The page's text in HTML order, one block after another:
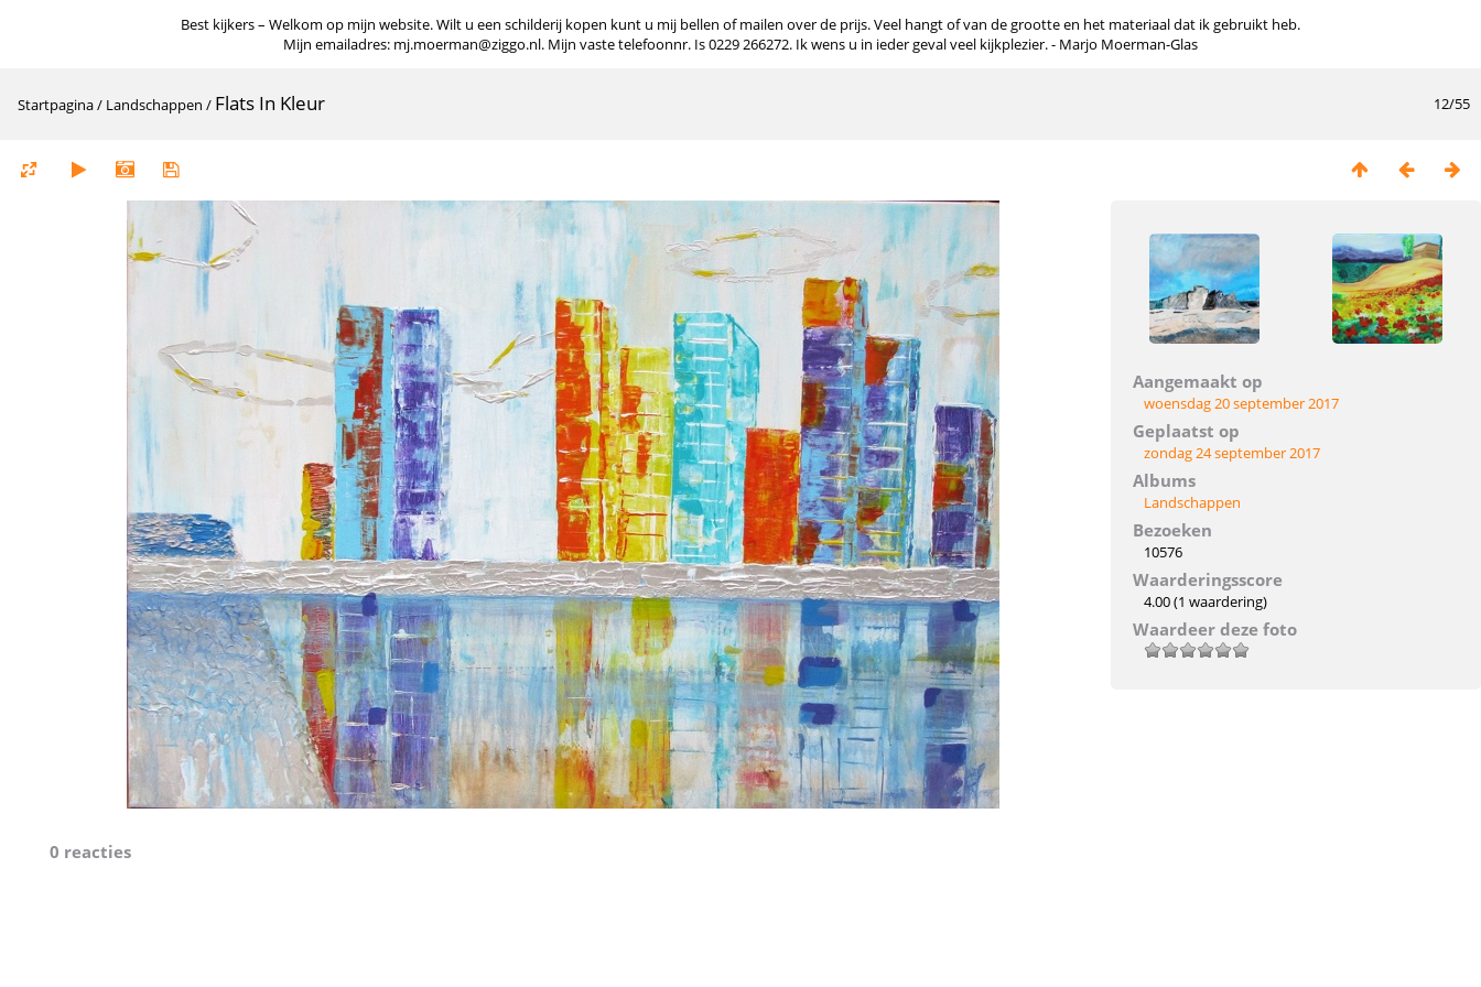
Best kijkers – Welkom op mijn website. Wilt u een schilderij kopen kunt u mij bellen of mailen over de prijs. Veel hangt of van de grootte en het materiaal dat ik gebruikt heb.
Mijn emailadres: mj.moerman@ziggo.nl. Mijn vaste telefoonnr. Is 0229 266272. Ik wens u in ieder geval veel kijkplezier. - Marjo Moerman-Glas
12/55
Startpagina/ Landschappen / Flats In Kleur
Aangemaakt op
woensdag 20 september 2017
Geplaatst op
zondag 24 september 2017
Albums
Landschappen
Bezoeken
10576
Waarderingsscore
4.00(1 waardering)
Waardeer deze foto
0 reacties